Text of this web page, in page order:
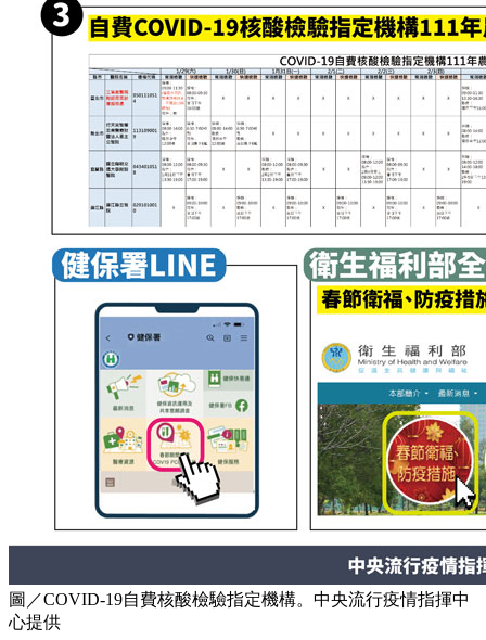
圖／COVID-19自費核酸檢驗指定機構。中央流行疫情指揮中
心提供